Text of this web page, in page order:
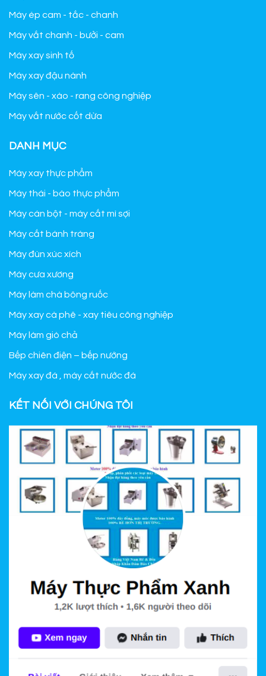
Máy ép cam - tắc - chanh
Máy vắt chanh - bưởi - cam
Máy xay sinh tố
Máy xay đậu nành
Máy sên - xào - rang công nghiệp
Máy vắt nước cốt dừa
DANH MỤC
Máy xay thực phẩm
Máy thái - bào thực phẩm
Máy cán bột - máy cắt mì sợi
Máy cắt bánh tráng
Máy đùn xúc xích
Máy cưa xương
Máy làm chà bông ruốc
Máy xay cà phê - xay tiêu công nghiệp
Máy làm giò chả
Bếp chiên điện – bếp nướng
Máy xay đá , máy cắt nước đá
KẾT NỐI VỚI CHÚNG TÔI